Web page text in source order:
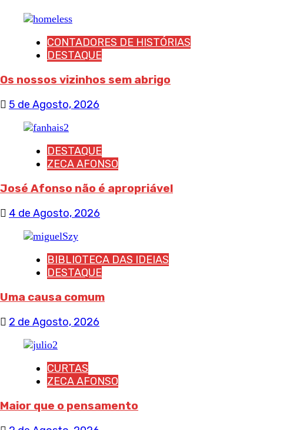
CONTADORES DE HISTÓRIAS
DESTAQUE
Os nossos vizinhos sem abrigo
5 de Agosto, 2026
DESTAQUE
ZECA AFONSO
José Afonso não é apropriável
4 de Agosto, 2026
BIBLIOTECA DAS IDEIAS
DESTAQUE
Uma causa comum
2 de Agosto, 2026
CURTAS
ZECA AFONSO
Maior que o pensamento